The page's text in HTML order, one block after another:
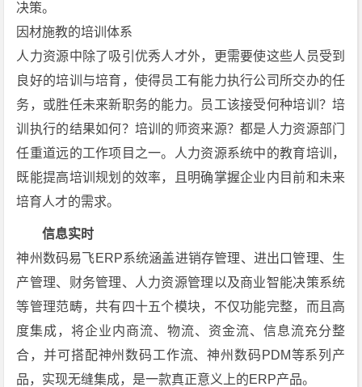
决策。
因材施教的培训体系
人力资源中除了吸引优秀人才外，更需要使这些人员受到
良好的培训与培育，使得员工有能力执行公司所交办的任
务，或胜任未来新职务的能力。员工该接受何种培训？培
训执行的结果如何？培训的师资来源？都是人力资源部门
任重道远的工作项目之一。人力资源系统中的教育培训，
既能提高培训规划的效率，且明确掌握企业内目前和未来
培育人才的需求。
信息实时
神州数码易飞ERP系统涵盖进销存管理、进出口管理、生
产管理、财务管理、人力资源管理以及商业智能决策系统
等管理范畴，共有四十五个模块，不仅功能完整，而且高
度集成，将企业内商流、物流、资金流、信息流充分整
合，并可搭配神州数码工作流、神州数码PDM等系列产
品，实现无缝集成，是一款真正意义上的ERP产品。